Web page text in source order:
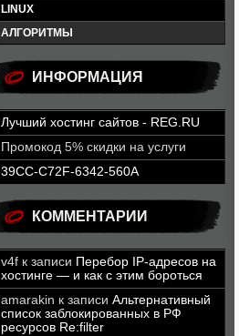
LINUX
АЛГОРИТМЫ
ИНФОРМАЦИЯ
Лучший хостинг сайтов - REG.RU
Промокод 5% скидки на услуги
39CC-C72F-6342-560A
КОММЕНТАРИИ
v4f к записи Перебор IP-адресов на
хостинге — и как с этим бороться
amarakin к записи Альтернативный
список заблокированных в РФ
ресурсов Re:filter